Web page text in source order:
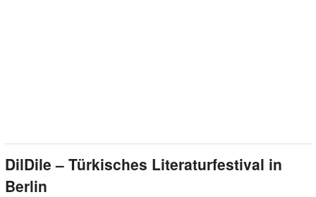
DilDile – Türkisches Literaturfestival in
Berlin